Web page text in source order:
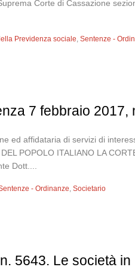
Corte di Cassazione
Previdenza sociale,Sentenze -
7 febbraio 2017,
ed affidataria di servizi di
POPOLO ITALIANO LA
Dott....
- Ordinanze,Societario
5643. Le società